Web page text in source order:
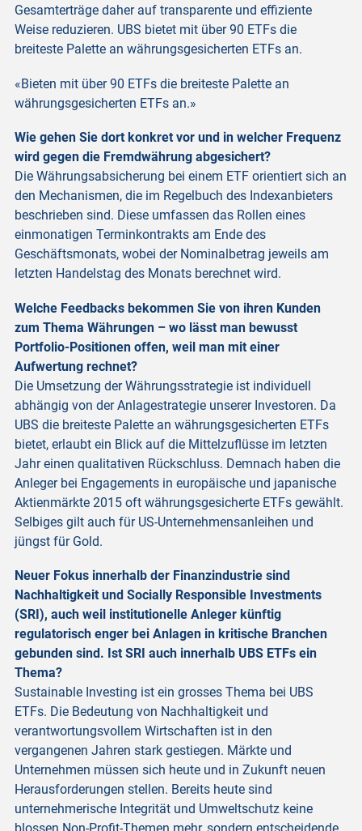
Gesamterträge daher auf transparente und effiziente
Weise reduzieren. UBS bietet mit über 90 ETFs die
breiteste Palette an währungsgesicherten ETFs an.
«Bieten mit über 90 ETFs die breiteste Palette an
währungsgesicherten ETFs an.»
Wie gehen Sie dort konkret vor und in welcher Frequenz
wird gegen die Fremdwährung abgesichert?
Die Währungsabsicherung bei einem ETF orientiert sich an
den Mechanismen, die im Regelbuch des Indexanbieters
beschrieben sind. Diese umfassen das Rollen eines
einmonatigen Terminkontrakts am Ende des
Geschäftsmonats, wobei der Nominalbetrag jeweils am
letzten Handelstag des Monats berechnet wird.
Welche Feedbacks bekommen Sie von ihren Kunden
zum Thema Währungen – wo lässt man bewusst
Portfolio-Positionen offen, weil man mit einer
Aufwertung rechnet?
Die Umsetzung der Währungsstrategie ist individuell
abhängig von der Anlagestrategie unserer Investoren. Da
UBS die breiteste Palette an währungsgesicherten ETFs
bietet, erlaubt ein Blick auf die Mittelzuflüsse im letzten
Jahr einen qualitativen Rückschluss. Demnach haben die
Anleger bei Engagements in europäische und japanische
Aktienmärkte 2015 oft währungsgesicherte ETFs gewählt.
Selbiges gilt auch für US-Unternehmensanleihen und
jüngst für Gold.
Neuer Fokus innerhalb der Finanzindustrie sind
Nachhaltigkeit und Socially Responsible Investments
(SRI), auch weil institutionelle Anleger künftig
regulatorisch enger bei Anlagen in kritische Branchen
gebunden sind. Ist SRI auch innerhalb UBS ETFs ein
Thema?
Sustainable Investing ist ein grosses Thema bei UBS
ETFs. Die Bedeutung von Nachhaltigkeit und
verantwortungsvollem Wirtschaften ist in den
vergangenen Jahren stark gestiegen. Märkte und
Unternehmen müssen sich heute und in Zukunft neuen
Herausforderungen stellen. Bereits heute sind
unternehmerische Integrität und Umweltschutz keine